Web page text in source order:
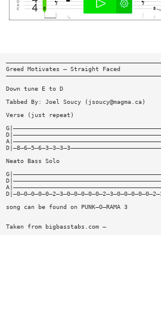
Greed Motivates — Straight Faced
Down tune E to D
Tabbed By: Joel Soucy ( jsoucy@magma.ca)
Verse (just repeat)
Neato Bass Solo
song can be found on PUNK—O—RAMA 3
Taken from bigbasstabs.com —